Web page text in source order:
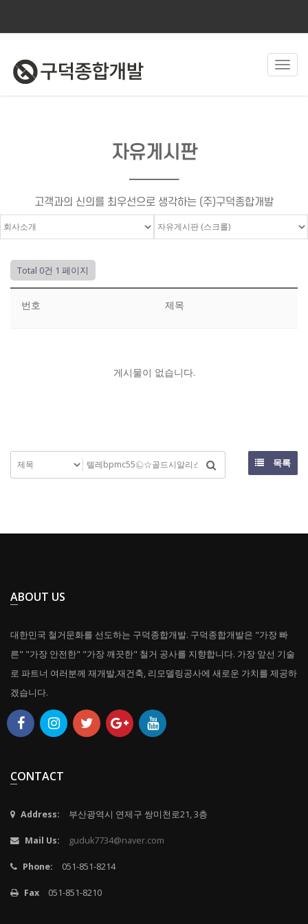
자유게시판
────
고객과의 신의를 최우선으로 생각하는 (주)구덕종합개발
Total 0건 1 페이지
번호 제목
게시물이 없습니다.
목록
ABOUT US
대한민국 철거문화를 선도하는 구덕종합개발. 구덕종합개발은 "가장 빠
른" "가장 안전한" "가장 깨끗한" 철거 공사를 지향합니다. 가장 앞선 기술
로 파트너 여러분께 재개발,재건축, 리모델링공사에 새로운 가치를 제공하
겠습니다.
CONTACT
Address: 부산광역시 연제구 쌍미천로21, 3층
Mail Us: guduk7734@naver.com
Phone: 051-851-8214
Fax 051-851-8210